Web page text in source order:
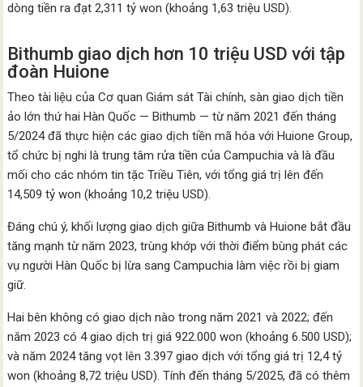
dòng tiền ra đạt 2,311 tỷ won (khoảng 1,63 triệu USD).
Bithumb giao dịch hơn 10 triệu USD với tập
đoàn Huione
Theo tài liệu của Cơ quan Giám sát Tài chính, sàn giao dịch tiền
ảo lớn thứ hai Hàn Quốc — Bithumb — từ năm 2021 đến tháng
5/2024 đã thực hiện các giao dịch tiền mã hóa với Huione Group,
tổ chức bị nghi là trung tâm rửa tiền của Campuchia và là đầu
mối cho các nhóm tin tặc Triều Tiên, với tổng giá trị lên đến
14,509 tỷ won (khoảng 10,2 triệu USD).
Đáng chú ý, khối lượng giao dịch giữa Bithumb và Huione bắt đầu
tăng mạnh từ năm 2023, trùng khớp với thời điểm bùng phát các
vụ người Hàn Quốc bị lừa sang Campuchia làm việc rồi bị giam
giữ.
Hai bên không có giao dịch nào trong năm 2021 và 2022; đến
năm 2023 có 4 giao dịch trị giá 922.000 won (khoảng 6.500 USD);
và năm 2024 tăng vọt lên 3.397 giao dịch với tổng giá trị 12,4 tỷ
won (khoảng 8,72 triệu USD). Tính đến tháng 5/2025, đã có thêm